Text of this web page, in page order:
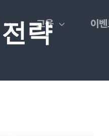
교육 이
략